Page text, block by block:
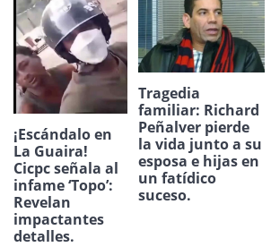
¡Escándalo en
La Guaira!
Cicpc señala al
infame ‘Topo’:
Revelan
impactantes
detalles.
Tragedia
familiar: Richard
Peñalver pierde
la vida junto a su
esposa e hijas en
un fatídico
suceso.